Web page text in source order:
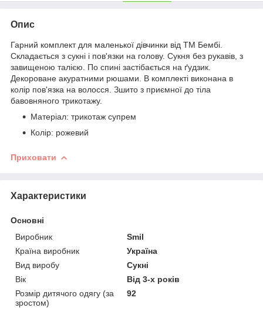
Опис
Гарний комплект для маленької дівчинки від ТМ Бембі.
Складається з сукні і пов'язки на голову. Сукня без рукавів, з
завищеною талією. По спині застібається на ґудзик.
Декороване акуратними рюшами. В комплекті виконана в
колір пов'язка на волосся. Зшито з приємної до тіла
бавовняного трикотажу.
Матеріал: трикотаж супрем
Колір: рожевий
Приховати
Характеристики
Основні
Виробник
Smil
Країна виробник
Україна
Вид виробу
Сукні
Вік
Від 3-х років
Розмір дитячого одягу (за
зростом)
92